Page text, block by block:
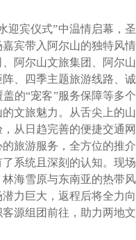
宾仪式”中温情启幕，圣
宾带入阿尔山的独特风情
阿尔山文旅集团、阿尔山
、四季主题旅游线路、诚
的“宠客”服务保障等多个
文旅魅力。从舌尖上的山
从日趋完善的便捷交通网
旅游服务，全方位的推介
系统且深刻的认知。现场
海雪原与东南亚的热带风
力巨大，返程后将全力向
源组团前往，助力两地文